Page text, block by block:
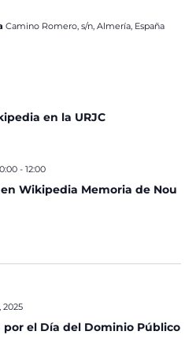
Camino Romero, s/n, Almería, España
en la URJC
Wikipedia Memoria de Nou
- 12:00
el Día del Dominio Público
2025